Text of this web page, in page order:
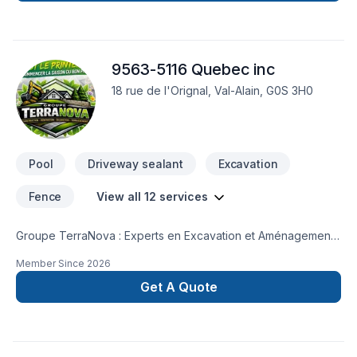
9563-5116 Quebec inc
18 rue de l'Orignal, Val-Alain, G0S 3H0
Pool Driveway sealant Excavation
Fence View all 12 services
​Groupe TerraNova : Experts en Excavation et Aménagement​
Québec pour la transformation durable de vos espaces
extérieurs. Spécialisés dans les travaux d'envergure, nous
combinons puissance technique et précision esthétique.​Nos
Member Since 2026
Get A Quote